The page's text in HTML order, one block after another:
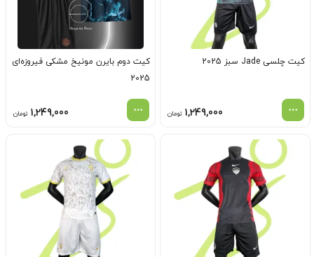
کیت چلسی Jade سبز 2025
1,249,000 تومان
کیت دوم بایرن مونیخ مشکی فیروزه‌ای
2025
1,249,000 تومان